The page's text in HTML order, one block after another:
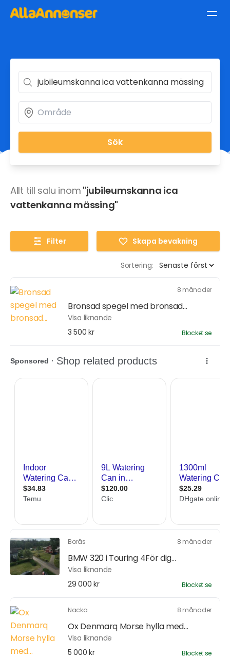
Sök
Allt till salu inom "jubileumskanna ica
vattenkanna mässing"
Filter Skapa bevakning
Sortering:
8 månader
Bronsad spegel med bronsad...
Visa liknande
3 500 kr
Blocket.se
Borås 8 månader
BMW 320 i Touring 4För dig...
Visa liknande
29 000 kr
Blocket.se
Nacka 8 månader
Ox Denmarq Morse hylla med...
Visa liknande
5 000 kr
Blocket.se